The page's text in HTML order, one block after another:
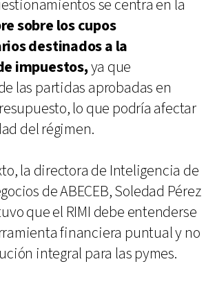
se centra en la
sobre los cupos
destinados a la
impuestos,ya que
las partidas aprobadas en
lo que podría afectar
del régimen.
la directora de Inteligencia de
de ABECEB, Soledad Pérez
que el RIMI debe entenderse
financiera puntual y no
integral para las pymes.